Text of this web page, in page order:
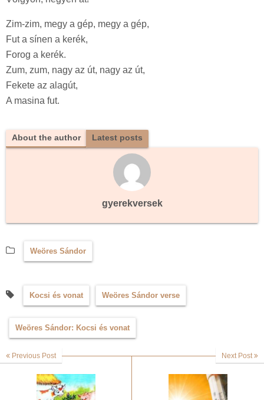
Zim-zim, megy a gép, megy a gép,
Fut a sínen a kerék,
Forog a kerék.
Zum, zum, nagy az út, nagy az út,
Fekete az alagút,
A masina fut.
About the author Latest posts
gyerekversek
Weöres Sándor
Kocsi és vonat Weöres Sándor verse
Weöres Sándor: Kocsi és vonat
Previous Post Next Post